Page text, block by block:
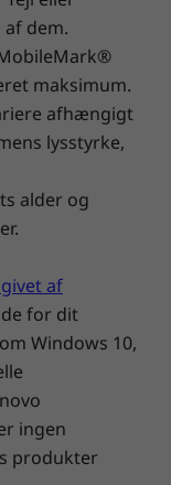
og klar
aldrig været
dine
oplad på
kamera
C-porte.
(på
dem.
maksimum.
afhængigt
lysstyrke,
alder og
af
for dit
Windows 10,
ingen
produkter